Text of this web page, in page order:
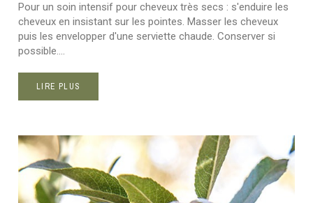
Pour un soin intensif pour cheveux très secs : s'enduire les
cheveux en insistant sur les pointes. Masser les cheveux
puis les envelopper d'une serviette chaude. Conserver si
possible....
LIRE PLUS